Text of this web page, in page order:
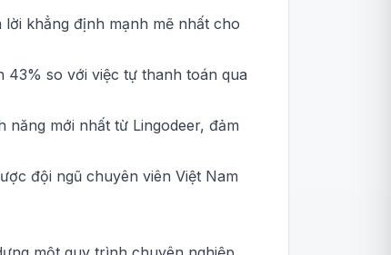
khẳng định mạnh mẽ nhất cho
43% so với việc tự thanh toán qua
mới nhất từ Lingodeer, đảm
đội ngũ chuyên viên Việt Nam